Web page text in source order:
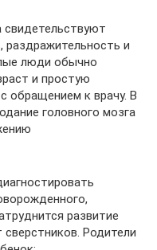
свидетельствуют
раздражительность и
люди обычно
и простую
обращением к врачу. В
головного мозга
развитие
Родители